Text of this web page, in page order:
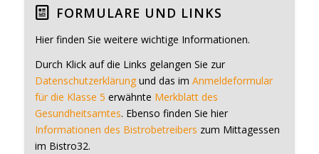
FORMULARE UND LINKS
Hier finden Sie weitere wichtige Informationen.
Durch Klick auf die Links gelangen Sie zur
Datenschutzerklärungund das im Anmeldeformular
für die Klasse 5 erwähnte Merkblatt des
Gesundheitsamtes. Ebenso finden Sie hier
Informationen des Bistrobetreibers zum Mittagessen
im Bistro32.